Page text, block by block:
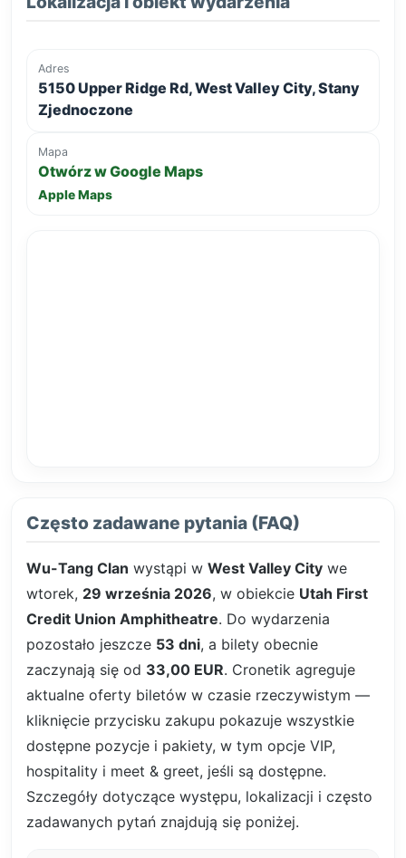
Adres
5150 Upper Ridge Rd, West Valley City, Stany
Zjednoczone
Mapa
Otwórz w Google Maps
Apple Maps
Często zadawane pytania (FAQ)
Wu-Tang Clan wystąpi w West Valley City we
wtorek, 29 września 2026, w obiekcie Utah First
Credit Union Amphitheatre. Do wydarzenia
pozostało jeszcze 53 dni, a bilety obecnie
zaczynają się od 33,00 EUR. Cronetik agreguje
aktualne oferty biletów w czasie rzeczywistym —
kliknięcie przycisku zakupu pokazuje wszystkie
dostępne pozycje i pakiety, w tym opcje VIP,
hospitality i meet & greet, jeśli są dostępne.
Szczegóły dotyczące występu, lokalizacji i często
zadawanych pytań znajdują się poniżej.